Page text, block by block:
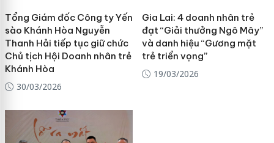
Tổng Giám đốc Công ty Yến
sào Khánh Hòa Nguyễn
Thanh Hải tiếp tục giữ chức
Chủ tịch Hội Doanh nhân trẻ
Khánh Hòa
30/03/2026
Gia Lai: 4 doanh nhân trẻ
đạt “Giải thưởng Ngô Mây”
và danh hiệu “Gương mặt
trẻ triển vọng”
19/03/2026